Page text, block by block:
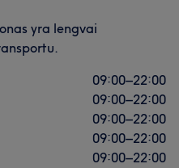
yra lengvai
09:00–22:00
09:00–22:00
09:00–22:00
09:00–22:00
09:00–22:00